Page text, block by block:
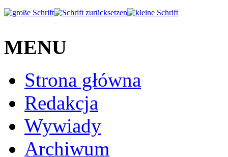
MENU
Strona główna
Redakcja
Wywiady
Archiwum